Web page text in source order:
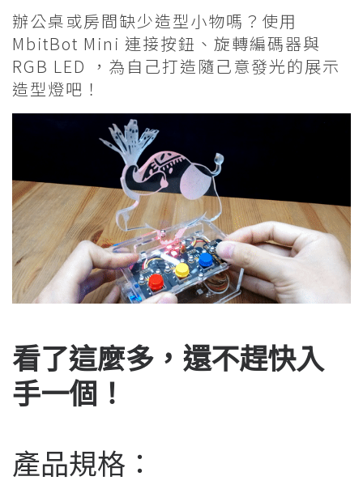
辦公桌或房間缺少造型小物嗎？使用
MbitBot Mini 連接按鈕、旋轉編碼器與
RGB LED ，為自己打造隨己意發光的展示
造型燈吧！
看了這麼多，還不趕快入
手一個！
產品規格：